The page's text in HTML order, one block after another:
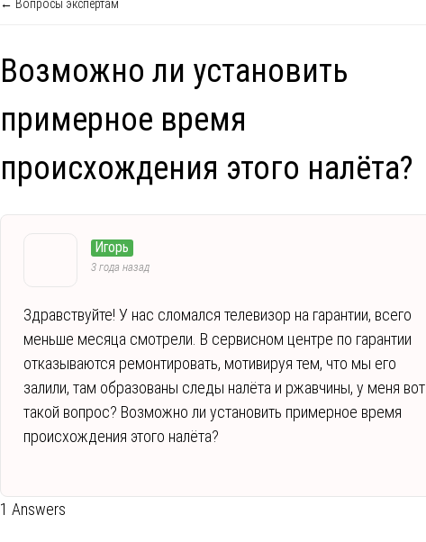
← Вопросы экспертам
Возможно ли установить
примерное время
происхождения этого налёта?
Игорь
3 года назад
Здравствуйте! У нас сломался телевизор на гарантии, всего
меньше месяца смотрели. В сервисном центре по гарантии
отказываются ремонтировать, мотивируя тем, что мы его
залили, там образованы следы налёта и ржавчины, у меня вот
такой вопрос? Возможно ли установить примерное время
происхождения этого налёта?
1 Answers